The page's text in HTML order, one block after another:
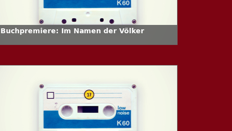
Buchpremiere: Im Namen der Völker